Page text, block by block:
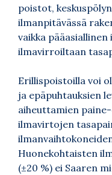
poistot,
ilmanpitävässä
vaikka
ilmavirroiltaan
Erillispoistoilla voi
ja epäpuhtauksien
aiheuttamien
ilmavirtojen
Huonekohtaisten
(±20 %) ei Saaren